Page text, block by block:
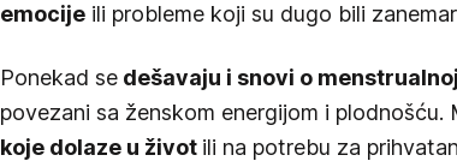
emocije ili probleme koji su dugo bili
Ponekad se dešavaju i snovi o
povezani sa ženskom energijom i plodnošću.
koje dolaze u život ili na potrebu za